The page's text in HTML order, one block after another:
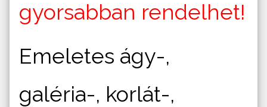
gyorsabban rendelhet!
Emeletes ágy-,
galéria-, korlát-,